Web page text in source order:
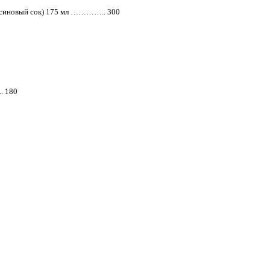
сок) 175 мл ………….. 300
180